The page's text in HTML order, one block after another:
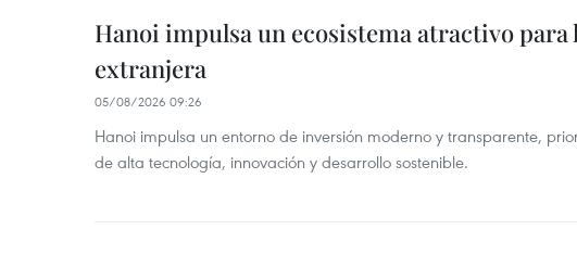
Hanoi impulsa un ecosistema atractivo
extranjera
05/08/2026 09:26
Hanoi impulsa un entorno de inversión moderno y transparente,
de alta tecnología, innovación y desarrollo sostenible.